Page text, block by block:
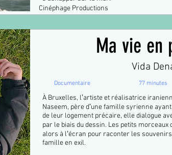
Cinéphage Productions
Ma vie en
Vida
Documentaire 77 minutes
À Bruxelles, lʼartiste et réalisatrice
Naseem, père dʼune famille syrienne
de leur logement précaire, elle dialogue
par le biais du dessin. Les petits morceaux
alors à lʼécran pour raconter les
famille en exil.